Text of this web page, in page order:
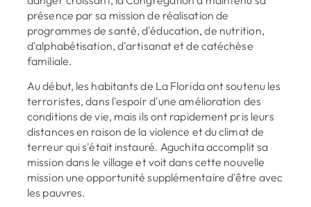
présence par sa mission de réalisation de
programmes de santé, d'éducation, de nutrition,
d'alphabétisation, d'artisanat et de catéchèse
familiale.
Au début, les habitants de La Florida ont soutenu les
terroristes, dans l'espoir d'une amélioration des
conditions de vie, mais ils ont rapidement pris leurs
distances en raison de la violence et du climat de
terreur qui s'était instauré. Aguchita accomplit sa
mission dans le village et voit dans cette nouvelle
mission une opportunité supplémentaire d'être avec
les pauvres.